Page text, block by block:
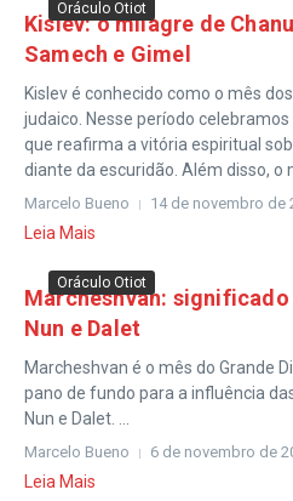
Oráculo Otiot
Kislev: o milagre de
Samech e Gimel
Kislev é conhecido como o mês
judaico. Nesse período
que reafirma a vitória espiritual
diante da escuridão. Além disso, o
Marcelo Bueno 14 de novembro de
Leia Mais
Oráculo Otiot
Marcheshvan:
Nun e Dalet
Marcheshvan é o mês do Grande
pano de fundo para a influência
Nun e Dalet. ...
Marcelo Bueno 6 de novembro de
Leia Mais